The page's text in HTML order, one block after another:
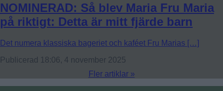
NOMINERAD: Så blev Maria Fru Maria
på riktigt: Detta är mitt fjärde barn
Det numera klassiska bageriet och kaféet Fru Marias […]
Publicerad 18:06, 4 november 2025
Fler artiklar »